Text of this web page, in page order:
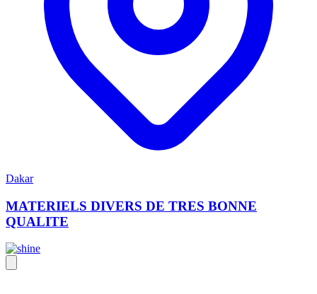
Dakar
MATERIELS DIVERS DE TRES BONNE
QUALITE